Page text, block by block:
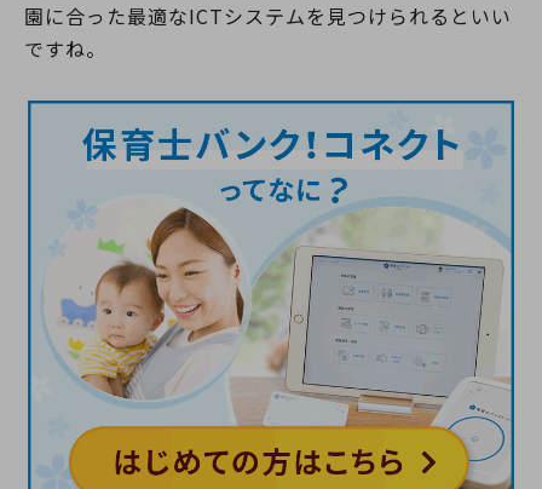
園に合った最適なICTシステムを見つけられるといい
ですね。